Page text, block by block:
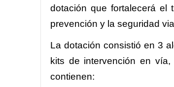
dotación que fortalecerá el
prevención y la seguridad
La dotación consistió en 3
kits de intervención en
contienen: